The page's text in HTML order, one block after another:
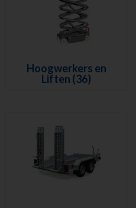
Klimaatbeheersing
Metaalbewerking
Nieuw in ons assortiment
Meest gehuurd
Hoogwerkers en
Liften (36)